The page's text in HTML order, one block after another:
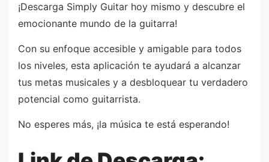
¡Descarga Simply Guitar hoy mismo y descubre el
emocionante mundo de la guitarra!
Con su enfoque accesible y amigable para todos
los niveles, esta aplicación te ayudará a alcanzar
tus metas musicales y a desbloquear tu verdadero
potencial como guitarrista.
No esperes más, ¡la música te está esperando!